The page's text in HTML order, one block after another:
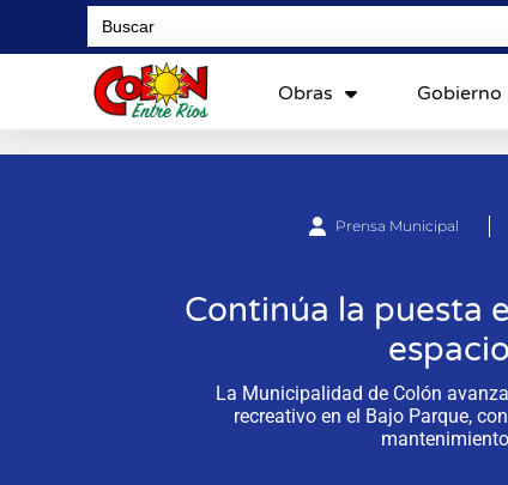
Search
for:
Obras Gobierno
Prensa Municipal
Continúa la puesta
La Municipalidad de Colón
recreativo en el Bajo Parque,